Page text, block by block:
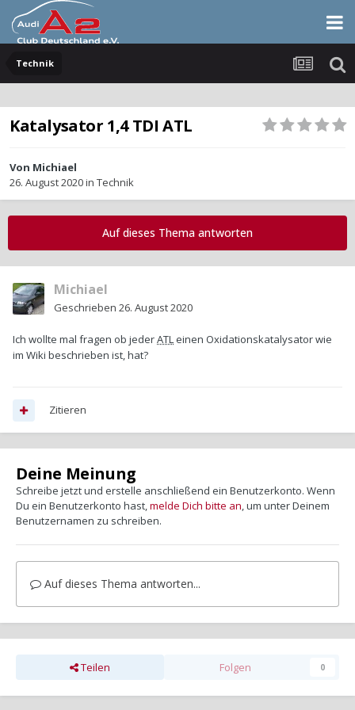
Technik
Katalysator 1,4 TDI ATL
Von Michiael
26. August 2020in Technik
Auf dieses Thema antworten
Michiael
Geschrieben 26. August 2020
Ich wollte mal fragen ob jederATL einen Oxidationskatalysator wie
im Wiki beschrieben ist, hat?
Zitieren
Deine Meinung
Schreibe jetzt und erstelle anschließend ein Benutzerkonto. Wenn
Du ein Benutzerkonto hast,melde Dich bitte an, um unter Deinem
Benutzernamen zu schreiben.
Auf dieses Thema antworten...
Teilen Folgen 0